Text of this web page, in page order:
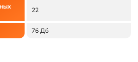
22
76 Дб